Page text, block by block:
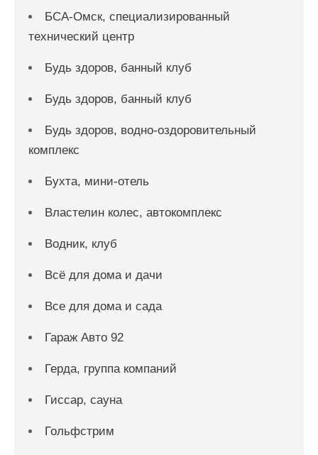
БСА-Омск, специализированный
технический центр
Будь здоров, банный клуб
Будь здоров, банный клуб
Будь здоров, водно-оздоровительный
комплекс
Бухта, мини-отель
Властелин колес, автокомплекс
Водник, клуб
Всё для дома и дачи
Все для дома и сада
Гараж Авто 92
Герда, группа компаний
Гиссар, сауна
Гольфстрим